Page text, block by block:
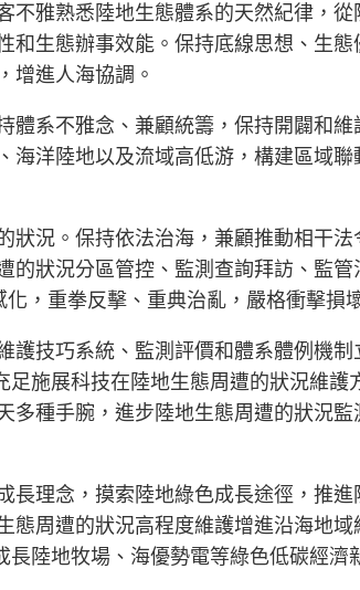
雅熟悉陸地生態體系的天然紀律，從
生態辦事效能。保持底線思想、生
增進人海協調。
系不雅念、兼顧統籌，保持開闢和維
洋陸地以及流域高低游，構建區域
況。保持依法治海，兼顧推動相干
狀況分區管控、監測查詢拜訪、監
，重拳反擊、重典治亂，嚴格衝擊損
技巧系統、監測評價和體系體例機
施展科技在陸地生態周遭的狀況維
種手腕，進步陸地生態周遭的狀況
理念，摸索陸地綠色成長途徑，推
周遭的狀況高程度維護增進沿海地
陸地牧場、海優勢電等綠色低碳經